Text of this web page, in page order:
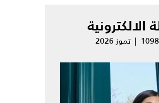
الالكترونية